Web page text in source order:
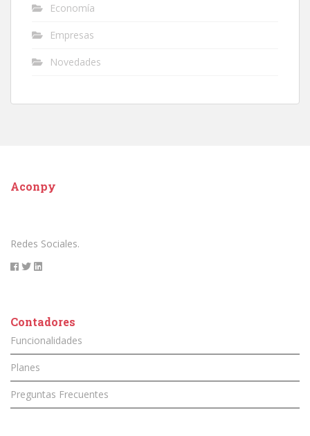
Economía
Empresas
Novedades
Aconpy
Redes Sociales.
Contadores
Funcionalidades
Planes
Preguntas Frecuentes